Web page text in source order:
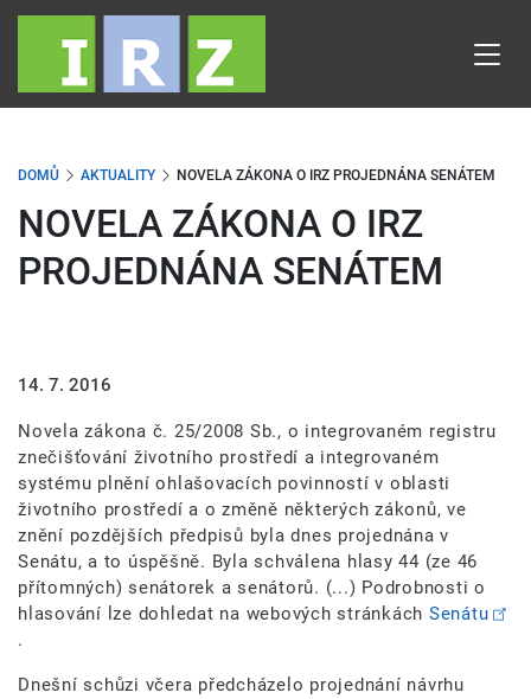
Přejít
obsahu
DOMŮ AKTUALITY NOVELA ZÁKONA O IRZ PROJEDNÁNA SENÁTEM
NOVELA ZÁKONA O IRZ
PROJEDNÁNA SENÁTEM
14. 7. 2016
Novela zákona č. 25/2008 Sb., o integrovaném registru
znečišťování životního prostředí a integrovaném
systému plnění ohlašovacích povinností v oblasti
životního prostředí a o změně některých zákonů, ve
znění pozdějších předpisů byla dnes projednána v
Senátu, a to úspěšně. Byla schválena hlasy 44 (ze 46
přítomných) senátorek a senátorů. (...) Podrobnosti o
hlasování lze dohledat na webových stránkách Senátu
.
Dnešní schůzi včera předcházelo projednání návrhu